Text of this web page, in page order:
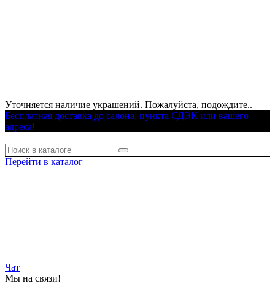
Уточняется наличие украшений. Пожалуйста, подождите..
Бесплатная доставка до салона, пункта СДЭК или вашего
адреса!
Перейти в каталог
Чат
Мы на связи!